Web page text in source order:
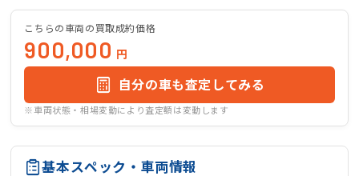
こちらの車両の買取成約価格
900,000 円
自分の車も査定してみる
※車両状態・相場変動により査定額は変動します
基本スペック・車両情報